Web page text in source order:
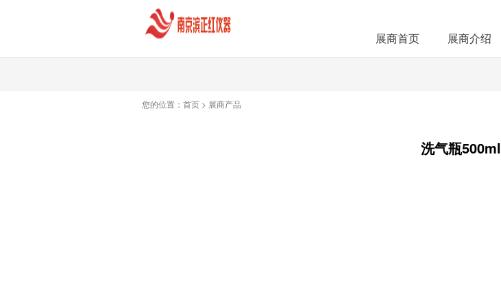
展商首页 展商介绍
您的位置： 首页 > 展商产品
洗气瓶500ml